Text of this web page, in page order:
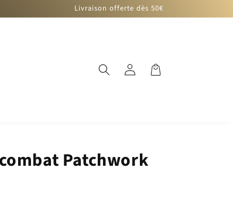
Livraison offerte dès 50€
Connexion Panier
Patchwork